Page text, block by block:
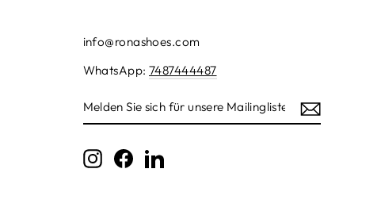
info@ronashoes.com
WhatsApp: 7487444487
SIE
SICH
UNSERE
MAILINGLISTE
Instagram
FacebookLinkedIn